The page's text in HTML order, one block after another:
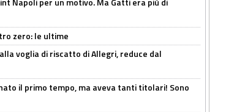
zero: le ultime
voglia di riscatto di Allegri, reduce dal
il primo tempo, ma aveva tanti titolari! Sono